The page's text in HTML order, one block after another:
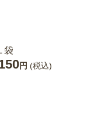
袋
円 (税込)